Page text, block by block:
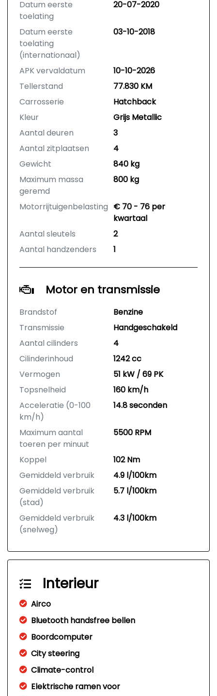
Datum eerste
toelating
20-07-2020
Datum eerste
toelating
(internationaal)
03-10-2018
APK vervaldatum
10-10-2026
Tellerstand
77.830 KM
Carrosserie
Hatchback
Kleur
Grijs Metallic
Aantal deuren
3
Aantal zitplaatsen
4
Gewicht
840 kg
Maximum massa
geremd
800 kg
Motorrijtuigenbelasting € 70 - 76 per
kwartaal
Aantal sleutels
2
Aantal handzenders
1
Motor en transmissie
Brandstof
Benzine
Transmissie
Handgeschakeld
Aantal cilinders
4
Cilinderinhoud
1242 cc
Vermogen
51 kW / 69 PK
Topsnelheid
160 km/h
Acceleratie (0-100
km/h)
14.8 seconden
Maximum aantal
toeren per minuut
5500 RPM
Koppel
102 Nm
Gemiddeld verbruik
4.9 l/100km
Gemiddeld verbruik
(stad)
5.7 l/100km
Gemiddeld verbruik
(snelweg)
4.3 l/100km
Interieur
Airco
Bluetooth handsfree bellen
Boordcomputer
City steering
Climate-control
Elektrische ramen voor